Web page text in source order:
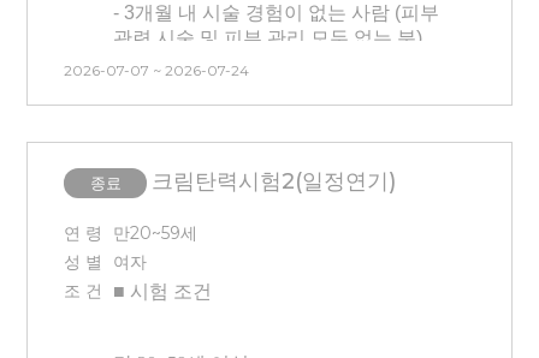
- 최근 3개월 이내 전박부 피부관리**를
■ 시술 관련 안내
- 피코프락셀 전박부 2부위에 시술이
진행되며, 마취 없이 시술받을 수
- 3개월 내 시술 경험이 없는 사람 (피부
관련 시술 및 피부 관리 모두 없는 분)
-3개월 내 시험 참여 이력 없는 사람
(안면, 전박, 건강기능식품 참여자
- 타 시험과 중복 참여 불가합니다.
(안면부 시험/건강기능식품 시험
- 시술시간은 30~40분 소요
2026-07-07 ~ 2026-07-24
종료 크림탄력시험2(일정연기)
연 령
만20~59세
성 별
여자
조 건
■ 시험 조건